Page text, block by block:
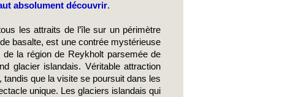
absolument découvrir.
les attraits de l’île sur un périmètre
basalte, est une contrée mystérieuse
la région de Reykholt parsemée de
glacier islandais. Véritable attraction
que la visite se poursuit dans les
unique. Les glaciers islandais qui